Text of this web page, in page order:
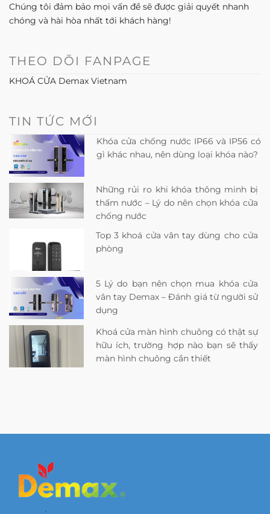
Chúng tôi đảm bảo mọi vấn đề sẽ được giải quyết nhanh
chóng và hài hòa nhất tới khách hàng!
THEO DÕI FANPAGE
KHOÁ CỬA Demax Vietnam
TIN TỨC MỚI
Khóa cửa chống nước IP66 và IP56 có
gì khác nhau, nên dùng loại khóa nào?
Những rủi ro khi khóa thông minh bị
thấm nước – Lý do nên chọn khóa cửa
chống nước
Top 3 khoá cửa vân tay dùng cho cửa
phòng
5 Lý do bạn nên chọn mua khóa cửa
vân tay Demax – Đánh giá từ người sử
dụng
Khoá cửa màn hình chuông có thật sự
hữu ích, trường hợp nào bạn sẽ thấy
màn hình chuông cần thiết